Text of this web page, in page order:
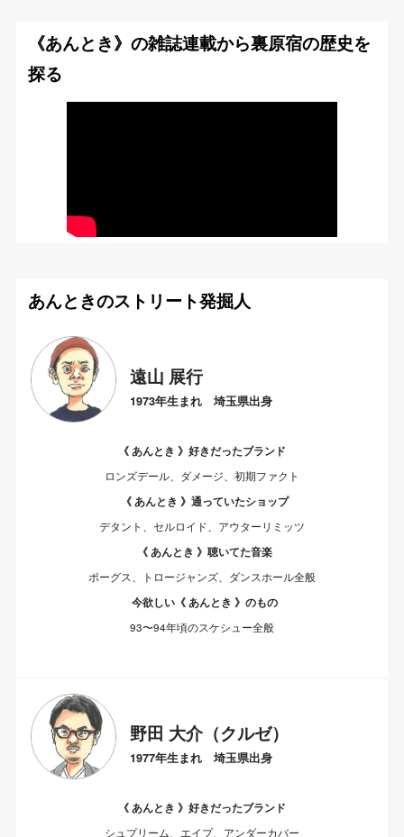
《あんとき》の雑誌連載から裏原宿の歴史を
探る
あんときのストリート発掘人
遠山 展行
1973年生まれ 埼玉県出身
《 あんとき 》好きだったブランド
ロンズデール、ダメージ、初期ファクト
《 あんとき 》通っていたショップ
デタント、セルロイド、アウターリミッツ
《 あんとき 》聴いてた音楽
ポーグス、トロージャンズ、ダンスホール全般
今欲しい《 あんとき 》のもの
93〜94年頃のスケシュー全般
野田 大介（クルゼ）
1977年生まれ 埼玉県出身
《 あんとき 》好きだったブランド
シュプリーム、エイプ、アンダーカバー